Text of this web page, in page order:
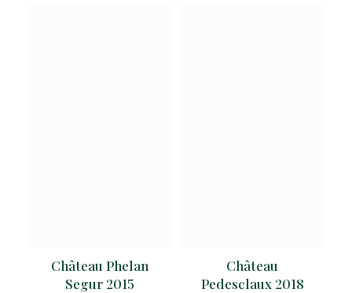
Château Phelan
Segur 2015
Château
Pedesclaux 2018